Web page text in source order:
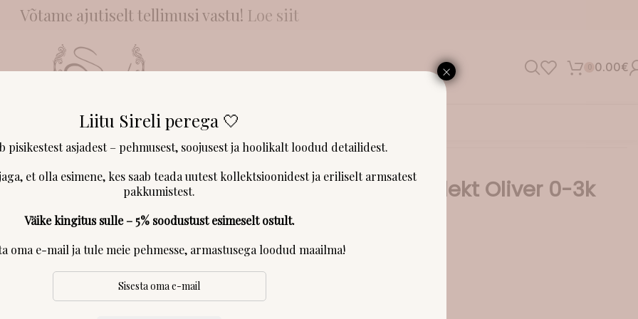
Võtame ajutiselt tellimusi vastu! Loe siit
0 0.00€
& LÕNGADKLIENDID RÄÄGIVADMEIST
Oliver 0-3k LAOS
Meriinovoodriga kinkekomplekt Oliver 0-3k
LAOS
Liitu Sireli perega 🤍
pisikestest asjadest – pehmusest, soojusest ja hoolikalt loodud detailidest.
et olla esimene, kes saab teada uutest kollektsioonidest ja eriliselt armsatest
pakkumistest.
Väike kingitus sulle – 5% soodustust esimeselt ostult.
oma e-mail ja tule meie pehmesse, armastusega loodud maailma!
×